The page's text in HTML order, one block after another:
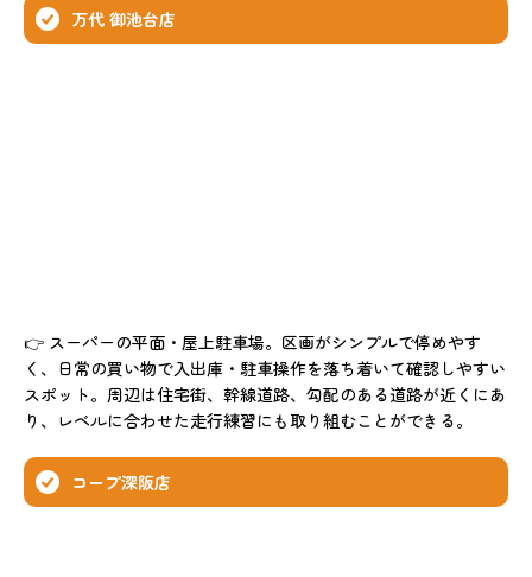
万代 御池台店
👉 スーパーの平面・屋上駐車場。区画がシンプルで停めやす
く、日常の買い物で入出庫・駐車操作を落ち着いて確認しやすい
スポット。周辺は住宅街、幹線道路、勾配のある道路が近くにあ
り、レベルに合わせた走行練習にも取り組むことができる。
コープ深阪店